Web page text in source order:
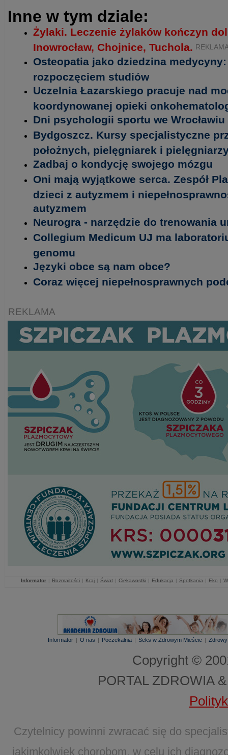
Inne w tym dziale:
Żylaki. Leczenie żylaków kończyn
Inowrocław, Chojnice, Tuchola.
Osteopatia jako dziedzina
rozpoczęciem studiów
Uczelnia Łazarskiego pracuje nad
koordynowanej opieki
Dni psychologii sportu we Wrocławiu
Bydgoszcz. Kursy specjalistyczne
położnych, pielęgniarek i
Zadbaj o kondycję swojego mózgu
Oni mają wyjątkowe serca. Zespół
dzieci z autyzmem i
autyzmem
Neurogra - narzędzie do trenowania
Collegium Medicum UJ ma
genomu
Języki obce są nam obce?
Coraz więcej niepełnosprawnych
REKLAMA
Informator | Rozmaitości | Kraj | Świat | Ciekawostki | Edukacja | Spotkania | Eko |
Informator | O nas | Poczekalnia | Seks w Zdrowym Mieście |
Copyright ©
PORTAL ZDROWIA
Czytelnicy powinni zwracać się do
jakimkolwiek chorobom, w celu ich